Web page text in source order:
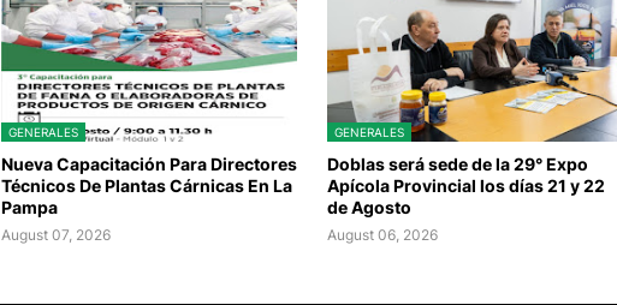
GENERALES
Nueva Capacitación Para Directores
Técnicos De Plantas Cárnicas En La
Pampa
August 07, 2026
GENERALES
Doblas será sede de la 29° Expo
Apícola Provincial los días 21 y 22
de Agosto
August 06, 2026